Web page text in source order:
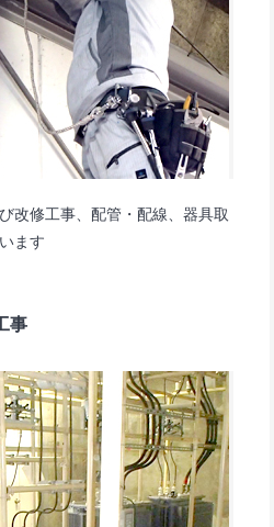
改修工事、配管・配線、器具取
ます
事